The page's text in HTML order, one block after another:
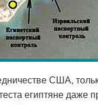
США,
египтяне